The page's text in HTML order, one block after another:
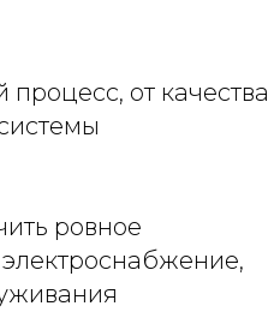
от качества
ровное